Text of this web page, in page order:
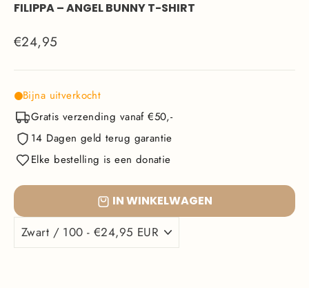
FILIPPA – ANGEL BUNNY T-SHIRT
Normale
€24,95
Bijna uitverkocht
Gratis verzending vanaf €50,-
14 Dagen geld terug garantie
Elke bestelling is een donatie
IN WINKELWAGEN